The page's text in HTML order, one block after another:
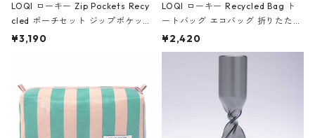
LOQI ローキー Zip Pockets Recy
cled ポーチセット ジップポケット
ファスナーポーチ 撥水加工 トラベ
ーガンディー、オフホワイト
¥3,190
LOQI ローキー Recycled Bag ト
ートバッグ エコバッグ 折りたたみ
大きめ 撥水加工 収納ポーチ CRO
CODILE/Black クロコダイル/ブラ
¥2,420